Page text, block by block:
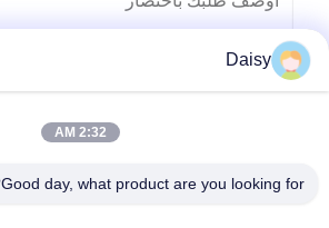
يرسل
Daisy
2:32 AM
Good day, what product are you looking for?